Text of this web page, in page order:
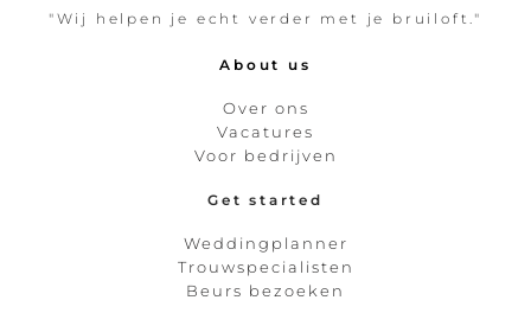
"Wij helpen je echt verder met je bruiloft."
About us
Over ons
Vacatures
Voor bedrijven
Get started
Weddingplanner
Trouwspecialisten
Beurs bezoeken